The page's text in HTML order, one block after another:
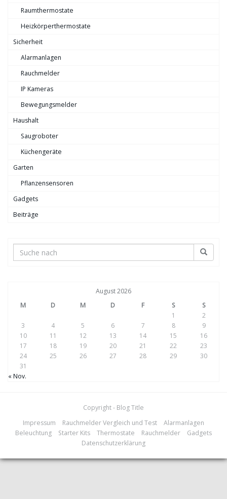
Raumthermostate
Heizkörperthermostate
Sicherheit
Alarmanlagen
Rauchmelder
IP Kameras
Bewegungsmelder
Haushalt
Saugroboter
Küchengeräte
Garten
Pflanzensensoren
Gadgets
Beiträge
August 2026
M
D M D F S
S
1
2
3
4 5 6 7 8
9
10
11 12 13 14 15
16
17
18 19 20 21 22
23
24
25 26 27 28 29
30
31
« Nov.
Copyright - Blog Title
Impressum
Rauchmelder Vergleich und Test
Alarmanlagen
Beleuchtung
Starter Kits Thermostate Rauchmelder
Gadgets
Datenschutzerklärung